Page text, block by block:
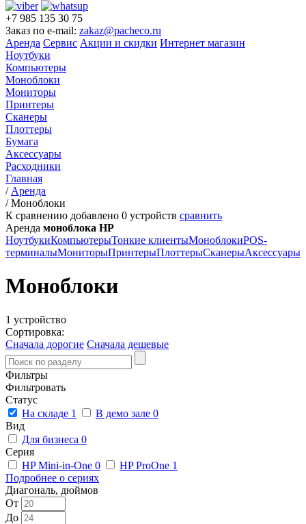
+7 985 135 30 75
Заказ по e-mail: zakaz@pacheco.ru
Аренда Сервис Акции и скидки Интернет магазин
Ноутбуки
Компьютеры
Моноблоки
Мониторы
Принтеры
Сканеры
Плоттеры
Бумага
Аксессуары
Расходники
Главная
/ Аренда
/Моноблоки
К сравнению добавлено 0 устройств сравнить
Аренда моноблока HP
НоутбукиКомпьютерыТонкие клиентыМоноблокиPOS-
терминалыМониторыПринтерыПлоттерыСканерыАксессуары
Моноблоки
1 устройство
Сортировка:
Сначала дорогие Сначала дешевые
Фильтры
Фильтровать
Статус
На складе 1 В демо зале 0
Вид
Для бизнеса 0
Серия
HP Mini-in-One 0 HP ProOne 1
Подробнее о сериях
Диагональ, дюймов
От
До